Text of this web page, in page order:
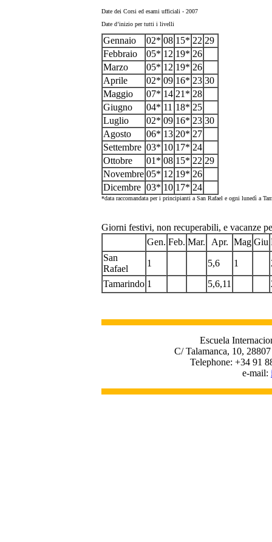
Date dei Corsi ed esami ufficiali - 2007
Date d’inizio per tutti i livelli
Gennaio 02* 08 15* 22 29
Febbraio
05* 12 19* 26
Marzo
05* 12 19* 26
Aprile
02* 09 16* 23 30
Maggio
07* 14 21* 28
Giugno
04* 11 18* 25
Luglio
02* 09 16* 23 30
Agosto
06* 13 20* 27
Settembre 03* 10 17* 24
Ottobre
01* 08 15* 22 29
Novembre 05* 12 19* 26
Dicembre 03* 10 17* 24
*data raccomandata per i principianti a San Rafael e ogni lunedì a
Giorni festivi, non recuperabili, e vacanze
Gen. Feb. Mar. Apr. Mag Giu
San
Rafael
1 5,6 1
Tamarindo 1 5,6,11
Escuela
C/ Talamanca, 10,
Telephone: +34 91
e-mail: